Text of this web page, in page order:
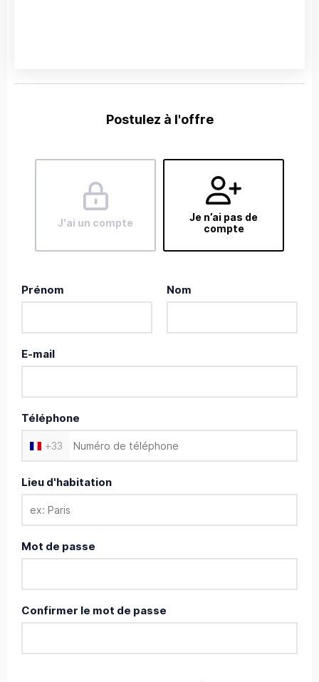
Postulez à l'offre
J'ai un compte
Je n’ai pas de
compte
Prénom Nom
E-mail
Téléphone
+33
Lieu d'habitation
Mot de passe
Confirmer le mot de passe